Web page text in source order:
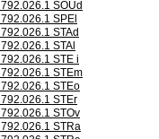
792.026.1 SOUd
792.026.1 SPEl
792.026.1 STAd
792.026.1 STAl
792.026.1 STE i
792.026.1 STEm
792.026.1 STEo
792.026.1 STEr
792.026.1 STOv
792.026.1 STRa